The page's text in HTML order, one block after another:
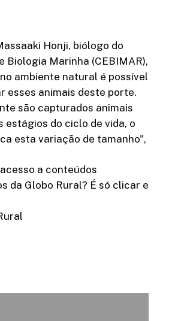
Honji, biólogo do
Biologia Marinha (CEBIMAR),
ambiente natural é possível
esses animais deste porte.
são capturados animais
estágios do ciclo de vida, o
esta variação de tamanho",
a conteúdos
da Globo Rural? É só clicar e